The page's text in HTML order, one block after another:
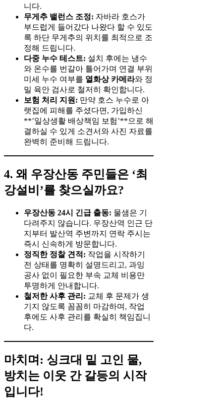
니다.
무게추 밸런스 조정: 자바라 호스가
부드럽게 들어갔다 나왔다 할 수 있도
록 하단 무게추의 위치를 최적으로 조
정해 드립니다.
다중 누수 테스트: 설치 후에는 냉수
와 온수를 번갈아 틀어가며 연결 부위
미세 누수 여부를 열화상 카메라와 정
밀 육안 검사로 철저히 확인합니다.
보험 처리 지원: 만약 호스 누수로 아
랫집에 피해를 주셨다면, 가입하신
**’일상생활 배상책임 보험’**으로 해
결하실 수 있게 소견서와 사진 자료를
완벽히 준비해 드립니다.
4. 왜 우장산동 주민들은 ‘최
강설비’를 찾으실까요?
우장산동 24시 긴급 출동: 물샘은 기
다려주지 않습니다. 우장산역 인근 단
지부터 발산역 주변까지 연락 주시는
즉시 신속하게 방문합니다.
정직한 정찰 견적: 작업을 시작하기
전 상태를 명확히 설명드리고, 과잉
공사 없이 필요한 부속 교체 비용만
투명하게 안내합니다.
철저한 사후 관리: 교체 후 문제가 생
기지 않도록 꼼꼼히 마감하며, 작업
후에도 사후 관리를 확실히 책임집니
다.
마치며: 싱크대 밑 고인 물,
방치는 이웃 간 갈등의 시작
입니다!